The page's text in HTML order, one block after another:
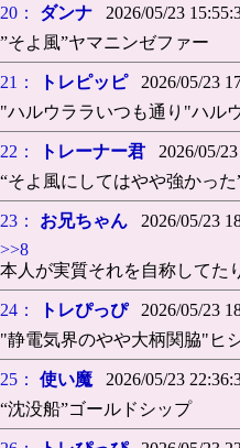
20： ダンナ 2026/05/23
”そよ風”ヤマニンゼファー
21： トレピッピ2026/05/23
"ハルウララいつも通り"ハル
22： トレーナー君 2026/05/
“そよ風にしてはやや強かっ
23： お兄ちゃん 2026/05/23
>>8
本人が実質それを自称してた
24： トレぴっぴ2026/05/23
"静電気界のやや大柄関脇"ヒ
25： 使い魔 2026/05/23
“沈没船”ゴールドシップ